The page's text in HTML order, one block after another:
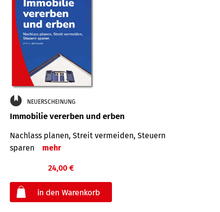
NEUERSCHEINUNG
Immobilie vererben und erben
Nachlass planen, Streit vermeiden, Steuern
sparen
mehr
24,00 €